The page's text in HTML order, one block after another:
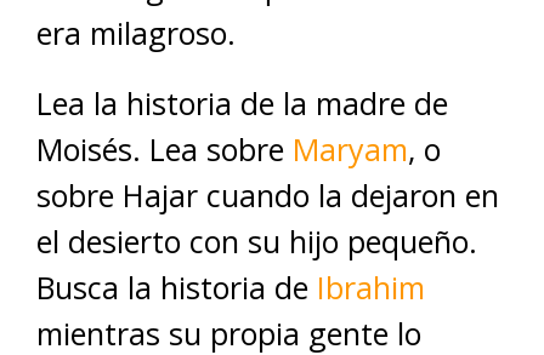
era milagroso.
Lea la historia de la madre de
Moisés. Lea sobre Maryam, o
sobre Hajar cuando la dejaron en
el desierto con su hijo pequeño.
Busca la historia de Ibrahim
mientras su propia gente lo